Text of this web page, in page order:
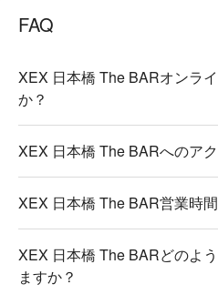
FAQ
XEX 日本橋 The BARオンラ
か？
XEX 日本橋 The BARへのア
XEX 日本橋 The BAR営業時
XEX 日本橋 The BARどのよ
ますか？